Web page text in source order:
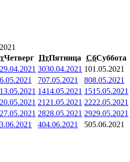
Четверг ПтПятница СбСуббота
29.04.2021 3030.04.2021 101.05.2021
707.05.2021 808.05.2021
13.05.2021 1414.05.2021 1515.05.2021
20.05.2021 21 21.05.2021 2222.05.2021
27.05.2021 2828.05.2021 2929.05.2021
404.06.2021 505.06.2021